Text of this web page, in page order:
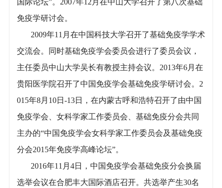
国际论坛”。2007年12月在中山大学召开了第八次基础
免疫学研讨会。
2009年11月在中国科技大学召开了基础免疫学学术
交流会。同时基础免疫学会委员会进行了委员会议，
主任委员中山大学吴长有教授主持会议。2013年6月在
贵阳医学院召开了中国免疫学会基础免疫学研讨会。2
015年8月10日-13日，在内蒙古呼和浩特召开了由中国
免疫学会、女科学家工作委员会、基础免疫分会共同
主办的“中国免疫学会女科学家工作委员会及基础免疫
分会2015年免疫学高峰论坛”。
2016年11月4日，中国免疫学会基础免疫分会换届
选举会议在合肥丰大国际酒店召开。共选举产生30名